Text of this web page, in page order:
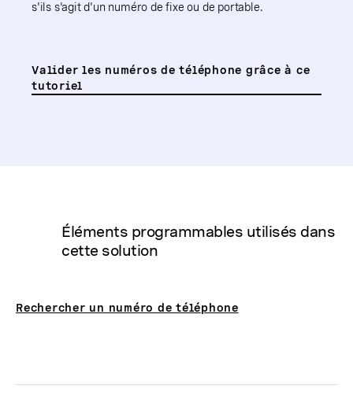
s'ils s'agit d'un numéro de fixe ou de portable.
Valider les numéros de téléphone grâce à ce
tutoriel
Éléments programmables utilisés dans
cette solution
Rechercher un numéro de téléphone